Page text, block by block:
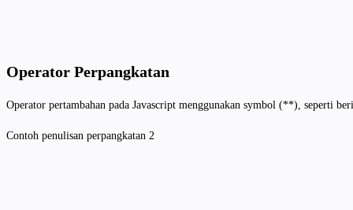
Operator Perpangkatan
Operator pertambahan pada Javascript menggunakan symbol (**), seperti
Contoh penulisan perpangkatan 2